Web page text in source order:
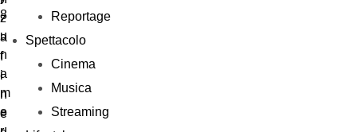
Reportage
Spettacolo
Cinema
Musica
Streaming